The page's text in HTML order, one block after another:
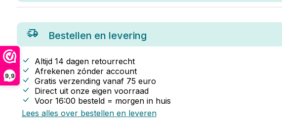
9,9
Bestellen en levering
Altijd 14 dagen retourrecht
Afrekenen zónder account
Gratis verzending vanaf 75 euro
Direct uit onze eigen voorraad
Voor 16:00 besteld = morgen in huis
Lees alles over bestellen en leveren